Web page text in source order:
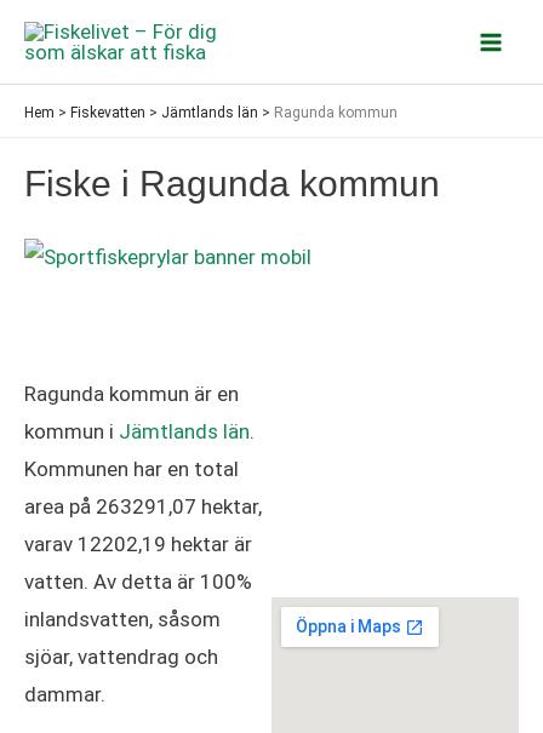
Hoppa
innehåll
Hem > Fiskevatten > Jämtlands län > Ragunda kommun
Fiske i Ragunda kommun
Ragunda kommun är en
kommun i Jämtlands län.
Kommunen har en total
area på 263291,07 hektar,
varav 12202,19 hektar är
vatten. Av detta är 100%
inlandsvatten, såsom
sjöar, vattendrag och
dammar.